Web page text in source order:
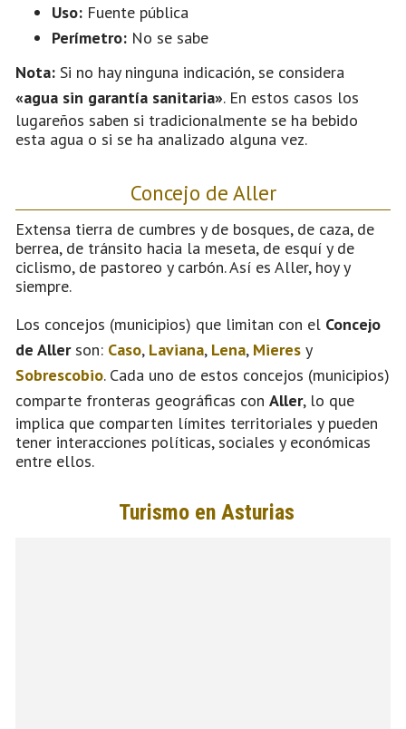
Uso: Fuente pública
Perímetro: No se sabe
Nota: Si no hay ninguna indicación, se considera
«agua sin garantía sanitaria». En estos casos los
lugareños saben si tradicionalmente se ha bebido
esta agua o si se ha analizado alguna vez.
Concejo de Aller
Extensa tierra de cumbres y de bosques, de caza, de
berrea, de tránsito hacia la meseta, de esquí y de
ciclismo, de pastoreo y carbón. Así es Aller, hoy y
siempre.
Los concejos (municipios) que limitan con el Concejo
de Allerson: Caso, Laviana, Lena, Mieres y
Sobrescobio. Cada uno de estos concejos (municipios)
comparte fronteras geográficas con Aller, lo que
implica que comparten límites territoriales y pueden
tener interacciones políticas, sociales y económicas
entre ellos.